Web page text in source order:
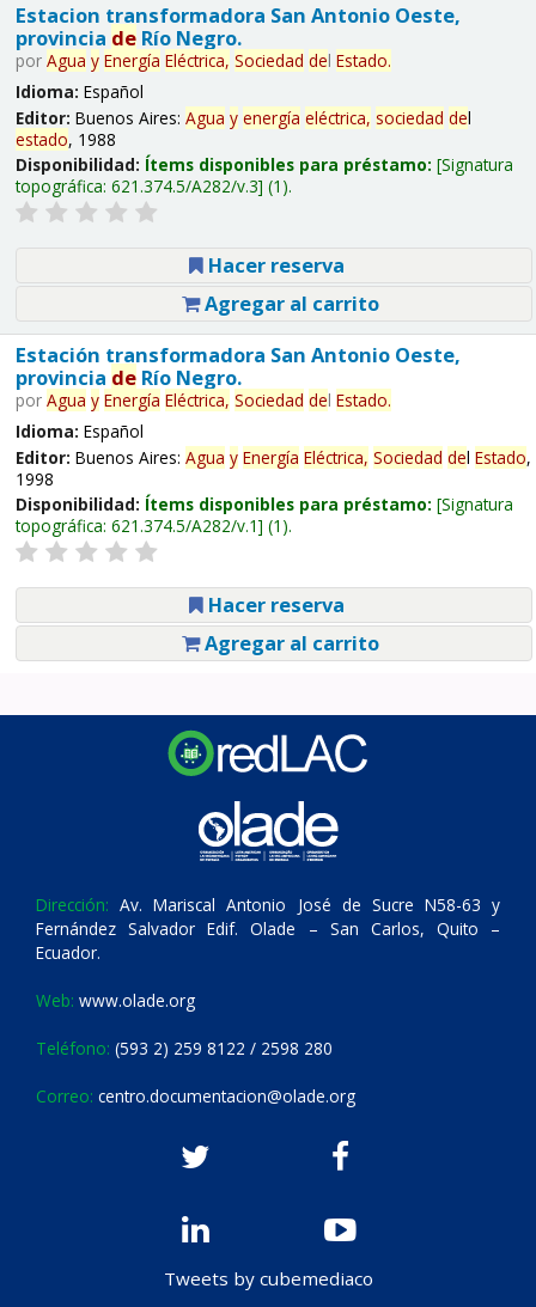
Estacion transformadora San Antonio Oeste,
provincia deRío Negro.
por Agua y Energía Eléctrica, Sociedad del Estado.
Idioma: Español
Editor: Buenos Aires: Agua y energía eléctrica, sociedad del
estado, 1988
Disponibilidad: Ítems disponibles para préstamo: Signatura
topográfica: 621.374.5/A282/v.3 (1).
Hacer reserva
Agregar al carrito
Estación transformadora San Antonio Oeste,
provincia deRío Negro.
por Agua y Energía Eléctrica, Sociedad del Estado.
Idioma: Español
Editor: Buenos Aires: Agua y Energía Eléctrica, Sociedad del Estado,
1998
Disponibilidad: Ítems disponibles para préstamo: Signatura
topográfica: 621.374.5/A282/v.1 (1).
Hacer reserva
Agregar al carrito
Dirección: Av. Mariscal Antonio José de Sucre N58-63 y
Fernández Salvador Edif. Olade – San Carlos, Quito –
Ecuador.
Web: www.olade.org
Teléfono: (593 2) 259 8122 / 2598 280
Correo: centro.documentacion@olade.org
Tweets by cubemediaco